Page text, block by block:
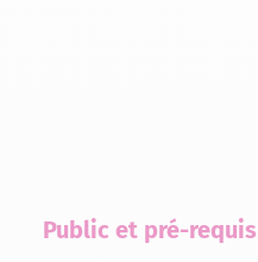
Public et pré-requis